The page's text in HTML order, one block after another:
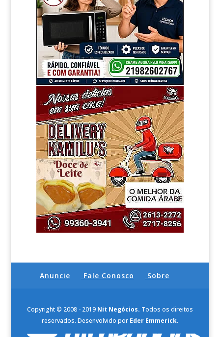
Anuncie Fale Conosco Sobre
Copyright © 2008 - 2019 Nit Negócios. Todos os direitos
reservados. Desenvolvido por Eder Emmerick.